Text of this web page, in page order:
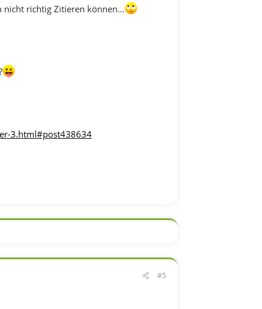
nicht richtig Zitieren können...
3.html#post438634
#5